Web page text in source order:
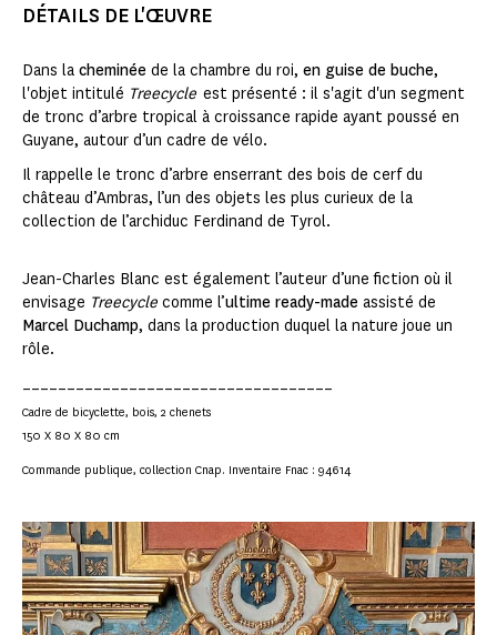
DÉTAILS DE L'ŒUVRE
Dans la cheminée de la chambre du roi, en guise de buche,
l'objet intitulé Treecycle est présenté : il s'agit d'un segment
de tronc d’arbre tropical à croissance rapide ayant poussé en
Guyane, autour d’un cadre de vélo.
Il rappelle le tronc d’arbre enserrant des bois de cerf du
château d’Ambras, l’un des objets les plus curieux de la
collection de l’archiduc Ferdinand de Tyrol.
Jean-Charles Blanc est également l’auteur d’une fiction où il
envisage Treecycle comme l’ultime ready-made assisté de
Marcel Duchamp, dans la production duquel la nature joue un
rôle.
Cadre de bicyclette, bois, 2 chenets
150 X 80 X 80 cm
Commande publique, collection Cnap. Inventaire Fnac : 94614